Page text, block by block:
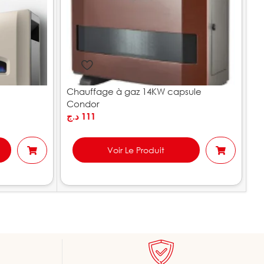
Chauffage à gaz 14KW capsule
Condor
111 د.ج
Voir Le Produit